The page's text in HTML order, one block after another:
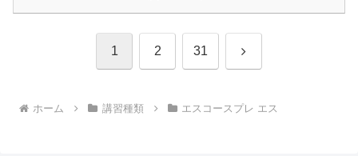
1 2 31 次
ホーム 講習種類 エスコースプレ エス